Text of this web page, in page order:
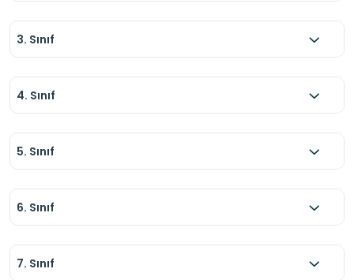
3. Sınıf
4. Sınıf
5. Sınıf
6. Sınıf
7. Sınıf